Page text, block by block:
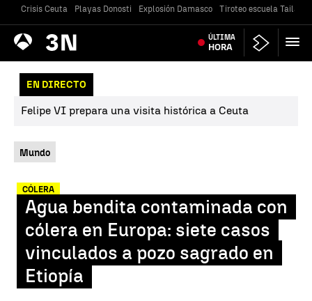
Crisis Ceuta Playas Donosti Explosión Damasco Tiroteo escuela
Antena
3 Noticias ÚLTIMA
HORA
EN DIRECTO
Felipe VI prepara una visita histórica a Ceuta
Mundo
CÓLERA
Agua bendita contaminada con
cólera en Europa: siete casos
vinculados a pozo sagrado en
Etiopía